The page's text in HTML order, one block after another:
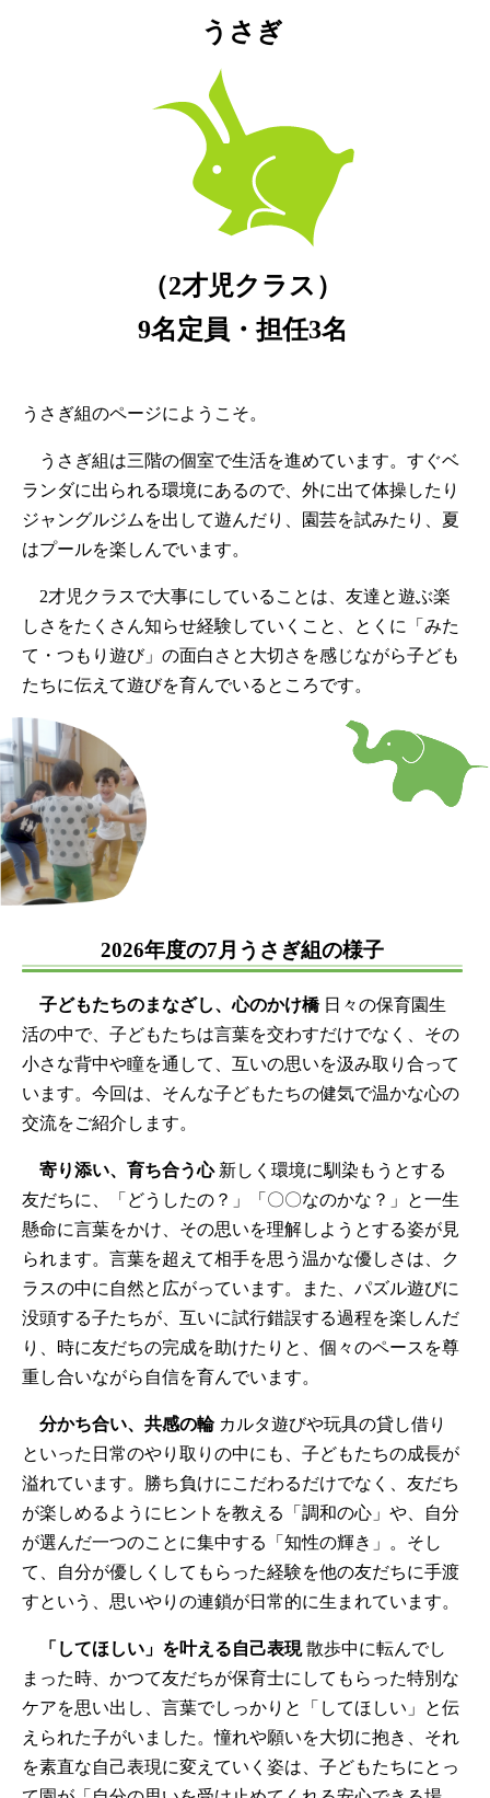
うさぎ
（2才児クラス）
9名定員・担任3名
うさぎ組のページにようこそ。
うさぎ組は三階の個室で生活を進めています。すぐベ
ランダに出られる環境にあるので、外に出て体操したり
ジャングルジムを出して遊んだり、園芸を試みたり、夏
はプールを楽しんでいます。
2才児クラスで大事にしていることは、友達と遊ぶ楽
しさをたくさん知らせ経験していくこと、とくに「みた
て・つもり遊び」の面白さと大切さを感じながら子ども
たちに伝えて遊びを育んでいるところです。
2026年度の7月うさぎ組の様子
子どもたちのまなざし、心のかけ橋 日々の保育園生
活の中で、子どもたちは言葉を交わすだけでなく、その
小さな背中や瞳を通して、互いの思いを汲み取り合って
います。今回は、そんな子どもたちの健気で温かな心の
交流をご紹介します。
寄り添い、育ち合う心新しく環境に馴染もうとする
友だちに、「どうしたの？」「〇〇なのかな？」と一生
懸命に言葉をかけ、その思いを理解しようとする姿が見
られます。言葉を超えて相手を思う温かな優しさは、ク
ラスの中に自然と広がっています。また、パズル遊びに
没頭する子たちが、互いに試行錯誤する過程を楽しんだ
り、時に友だちの完成を助けたりと、個々のペースを尊
重し合いながら自信を育んでいます。
分かち合い、共感の輪カルタ遊びや玩具の貸し借り
といった日常のやり取りの中にも、子どもたちの成長が
溢れています。勝ち負けにこだわるだけでなく、友だち
が楽しめるようにヒントを教える「調和の心」や、自分
が選んだ一つのことに集中する「知性の輝き」。そし
て、自分が優しくしてもらった経験を他の友だちに手渡
すという、思いやりの連鎖が日常的に生まれています。
「してほしい」を叶える自己表現散歩中に転んでし
まった時、かつて友だちが保育士にしてもらった特別な
ケアを思い出し、言葉でしっかりと「してほしい」と伝
えられた子がいました。憧れや願いを大切に抱き、それ
を素直な自己表現に変えていく姿は、子どもたちにとっ